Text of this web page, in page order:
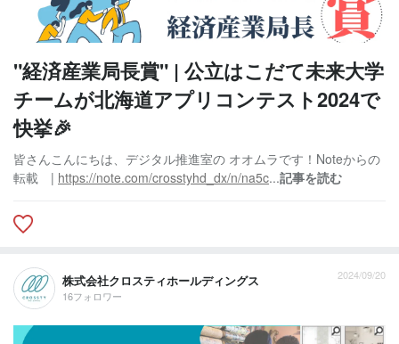
"経済産業局長賞" | 公立はこだて未来大学
チームが北海道アプリコンテスト2024で
快挙🎉
皆さんこんにちは、デジタル推進室の オオムラです！Noteからの
転載 | https://note.com/crosstyhd_dx/n/na5c...記事を読む
株式会社クロスティホールディングス
16フォロワー
2024/09/20